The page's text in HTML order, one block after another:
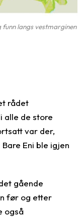
langs vestmarginen
rådet
alle de store
var der,
Eni ble igjen
gående
før og etter
også